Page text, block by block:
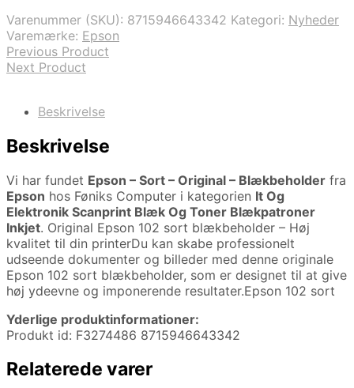
Varenummer (SKU): 8715946643342 Kategori: Nyheder
Varemærke: Epson
Previous Product
Next Product
Beskrivelse
Beskrivelse
Vi har fundet Epson – Sort – Original – Blækbeholder fra
Epson hos Føniks Computer i kategorien It Og
Elektronik Scanprint Blæk Og Toner Blækpatroner
Inkjet. Original Epson 102 sort blækbeholder – Høj
kvalitet til din printerDu kan skabe professionelt
udseende dokumenter og billeder med denne originale
Epson 102 sort blækbeholder, som er designet til at give
høj ydeevne og imponerende resultater.Epson 102 sort
Yderlige produktinformationer:
Produkt id: F3274486 8715946643342
Relaterede varer